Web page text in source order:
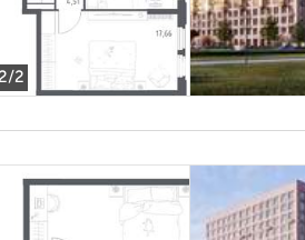
/2